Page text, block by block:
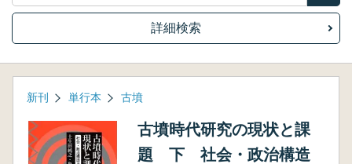
詳細検索
新刊 単行本 古墳
古墳時代研究の現状と課
題 下 社会・政治構造